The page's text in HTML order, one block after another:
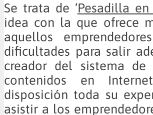
Se trata de ‘Pesadilla
idea con la que ofrece
aquellos
dificultades para salir
creador del sistema
contenidos en
disposición toda su
asistir a los